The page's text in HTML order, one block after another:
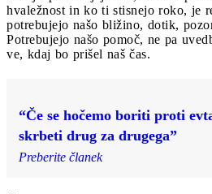
hvaležnost in ko ti stisnejo roko, je
potrebujejo našo bližino, dotik,
Potrebujejo našo pomoč, ne pa
ve, kdaj bo prišel naš čas.
“Če se hočemo boriti proti
skrbeti drug za drugega”
Preberite članek